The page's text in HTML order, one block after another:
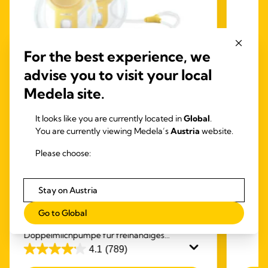
HANDS-FREE ELEKTRISCH
MILCHPUMPEN
BH tragbare freihändige
elektrische Doppelmilchpumpe
Die Freestyle™ Hands-free ist die erste direkt
im BH tragbare elektrische
Doppelmilchpumpe für freihändiges
Abpumpen von Medela.
4.1 (789)
4.1
und
4.6
von
5
322
For the best experience, we
advise you to visit your local
Medela site.
It looks like you are currently located inGlobal.
You are currently viewing Medela’sAustria website.
Please choose:
Stay on Austria
Go to Global